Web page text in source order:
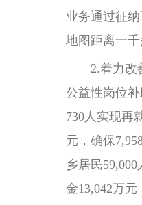
业务通过征
地图距离一
2.着力改善
公益性岗位
730人实现再
元，确保
乡居民
金13,042万